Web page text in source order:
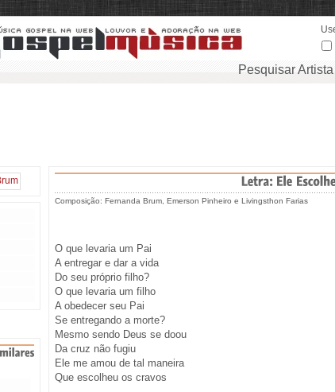
Pesquisar
Composição: Fernanda Brum, Emerson Pinheiro e Livingsthon Farias
O que levaria um Pai
A entregar e dar a vida
Do seu próprio filho?
O que levaria um filho
A obedecer seu Pai
Se entregando a morte?
Mesmo sendo Deus se doou
Da cruz não fugiu
Ele me amou de tal maneira
Que escolheu os cravos